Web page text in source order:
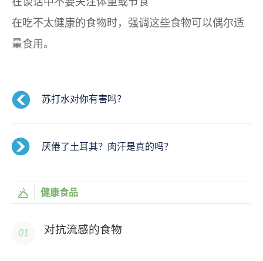
在吃不太健康的食物时，强调这些食物可以偶尔适
量食用。
苏打水对你有害吗？
厌倦了土耳其？肉汗是真的吗？
健康食品
对抗流感的食物